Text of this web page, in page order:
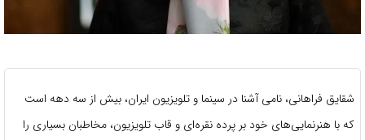
شقایق فراهانی، نامی آشنا در سینما و تلویزیون ایران، بیش از سه دهه است
که با هنرنمایی‌های خود بر پرده نقره‌ای و قاب تلویزیون، مخاطبان بسیاری را